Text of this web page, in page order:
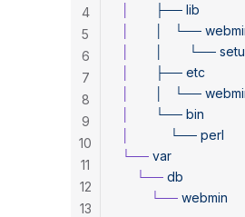
       ├──
lib
   └──
       └──
       ├──
etc
   └──
       └──
bin
           └──
perl
└── var
    └──
db
        └──
webmin
4
5
6
7
8
9
10
11
12
13